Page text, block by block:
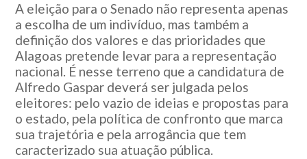
A eleição para o Senado não representa apenas
a escolha de um indivíduo, mas também a
definição dos valores e das prioridades que
Alagoas pretende levar para a representação
nacional. É nesse terreno que a candidatura de
Alfredo Gaspar deverá ser julgada pelos
eleitores: pelo vazio de ideias e propostas para
o estado, pela política de confronto que marca
sua trajetória e pela arrogância que tem
caracterizado sua atuação pública.